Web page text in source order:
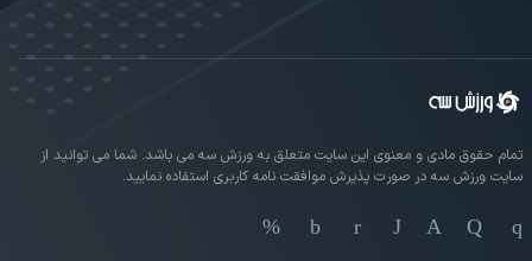
تمام حقوق مادی و معنوی این سایت متعلق به ورزش سه می باشد. شما می توانید از
سایت ورزش سه در صورت پذیرش موافقت نامه کاربری استفاده نمایید.